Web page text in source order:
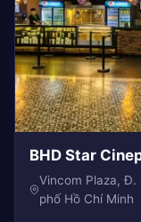
BHD Star
Vincom Plaza, Đ.
phố Hồ Chí Minh